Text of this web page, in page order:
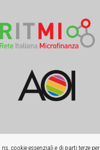
cookie essenziali e di parti terze per